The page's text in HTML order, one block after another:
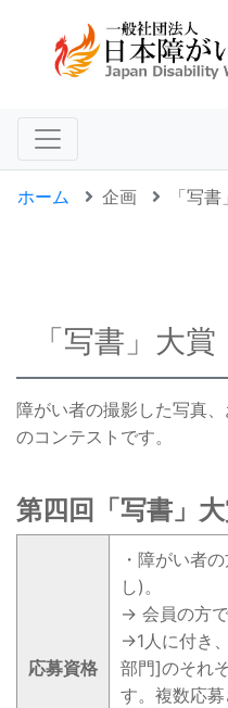
ホーム 企画 「写
「写書」大賞
障がい者の撮影した写真
のコンテストです。
第四回「写書」
応募資格
・障がい者
し)。
→ 会員の方で
→1人に付き
部門]のそれ
す。複数応